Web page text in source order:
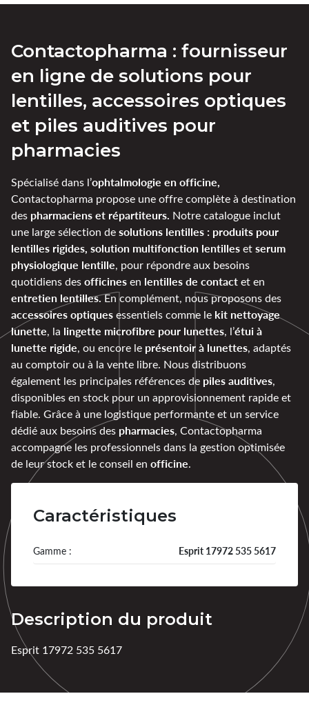
Contactopharma : fournisseur
en ligne de solutions pour
lentilles, accessoires optiques
et piles auditives pour
pharmacies
Spécialisé dans l’ophtalmologie en officine,
Contactopharma propose une offre complète à destination
des pharmaciens et répartiteurs. Notre catalogue inclut
une large sélection desolutions lentilles : produits pour
lentilles rigides, solution multifonction lentillesetserum
physiologique lentille, pour répondre aux besoins
quotidiens desofficinesen lentilles de contactet en
entretien lentilles.En complément, nous proposons des
accessoires optiquesessentiels comme le kit nettoyage
lunette, la lingette microfibre pour lunettes, l’étui à
lunette rigide, ou encore le présentoir à lunettes, adaptés
au comptoir ou à la vente libre. Nous distribuons
également les principales références de piles auditives,
disponibles en stock pour un approvisionnement rapide et
fiable. Grâce à une logistique performante et un service
dédié aux besoins des pharmacies, Contactopharma
accompagne les professionnels dans la gestion optimisée
de leur stock et le conseil en officine.
Caractéristiques
Gamme : Esprit 17972 535 5617
Description du produit
Esprit 17972 535 5617